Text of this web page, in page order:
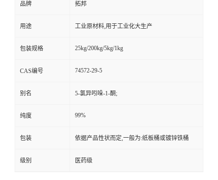
品牌 拓邦
用途 工业原材料,用于工业化大生产
包装规格 25kg/200kg/5kg/1kg
CAS编号 74572-29-5
别名 5-氯异吲哚-1-酮;
纯度 99%
包装 依据产品性状而定,一般为:纸板桶或镀锌铁桶
级别 医药级